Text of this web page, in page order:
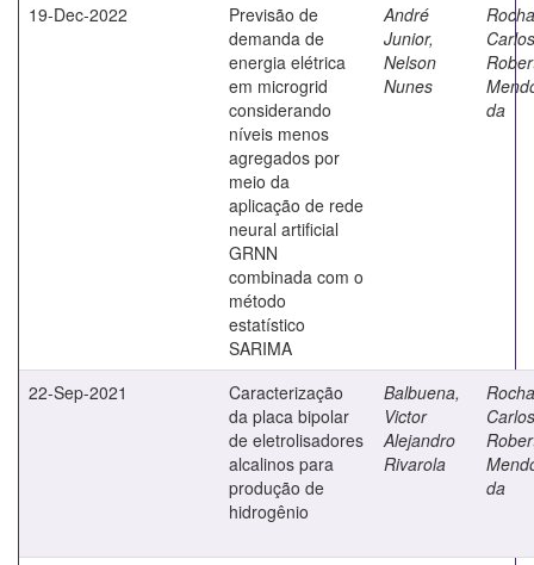
19-Dec-2022
Previsão de
demanda de
energia elétrica
em microgrid
considerando
níveis menos
agregados por
meio da
aplicação de rede
neural artificial
GRNN
combinada com o
método
estatístico
SARIMA
André
Junior,
Nelson
Nunes
Carlos
da
22-Sep-2021
Caracterização
da placa bipolar
de eletrolisadores
alcalinos para
produção de
hidrogênio
Balbuena,
Victor
Alejandro
Rivarola
Carlos
da